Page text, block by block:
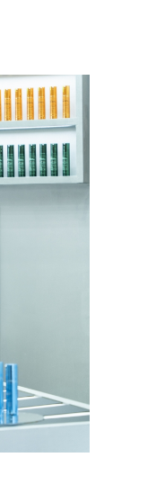
210952